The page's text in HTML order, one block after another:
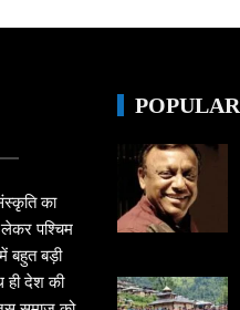
का
लेकर पश्चिम
बहुत बड़ी
ही देश की
POPULAR